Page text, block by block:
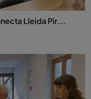
Lleida Pir...